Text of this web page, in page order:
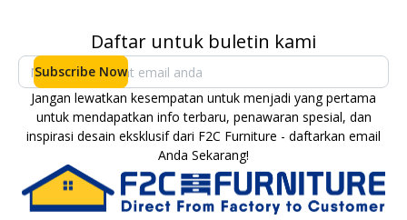
Daftar untuk buletin kami
Subscribe Now
Jangan lewatkan kesempatan untuk menjadi yang pertama
untuk mendapatkan info terbaru, penawaran spesial, dan
inspirasi desain eksklusif dari F2C Furniture - daftarkan email
Anda Sekarang!